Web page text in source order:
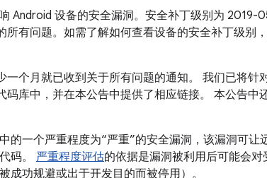
Android 设备的安全漏洞。安全补丁级别为 2019-
有问题。如需了解如何查看设备的安全补丁级别
一个月就已收到关于所有问题的通知。 我们已将针
码库中，并在本公告中提供了相应链接。 本公告中
的一个严重程度为“严重”的安全漏洞，该漏洞可让
码。 严重程度评估的依据是漏洞被利用后可能会
成功规避或出于开发目的而被停用）。